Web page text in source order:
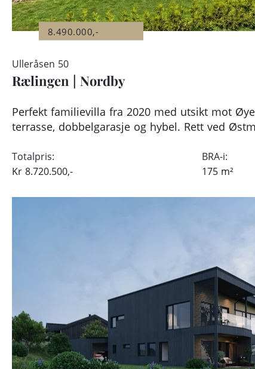
8.490.000,-
Ulleråsen 50
Rælingen | Nordby
Perfekt familievilla fra 2020 med utsikt mot
terrasse, dobbelgarasje og hybel. Rett ved
Totalpris:
Kr 8.720.500,-
BRA-i:
175 m²